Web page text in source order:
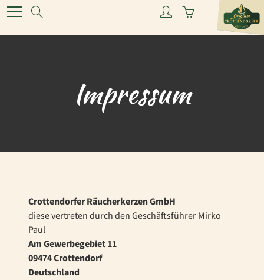
Skip
to
Content
Impressum
Crottendorfer Räucherkerzen GmbH
diese vertreten durch den Geschäftsführer Mirko
Paul
Am Gewerbegebiet 11
09474 Crottendorf
Deutschland